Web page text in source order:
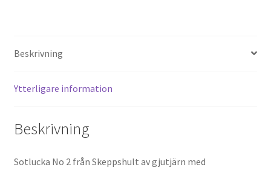
Beskrivning
Ytterligare information
Beskrivning
Sotlucka No 2 från Skeppshult av gjutjärn med